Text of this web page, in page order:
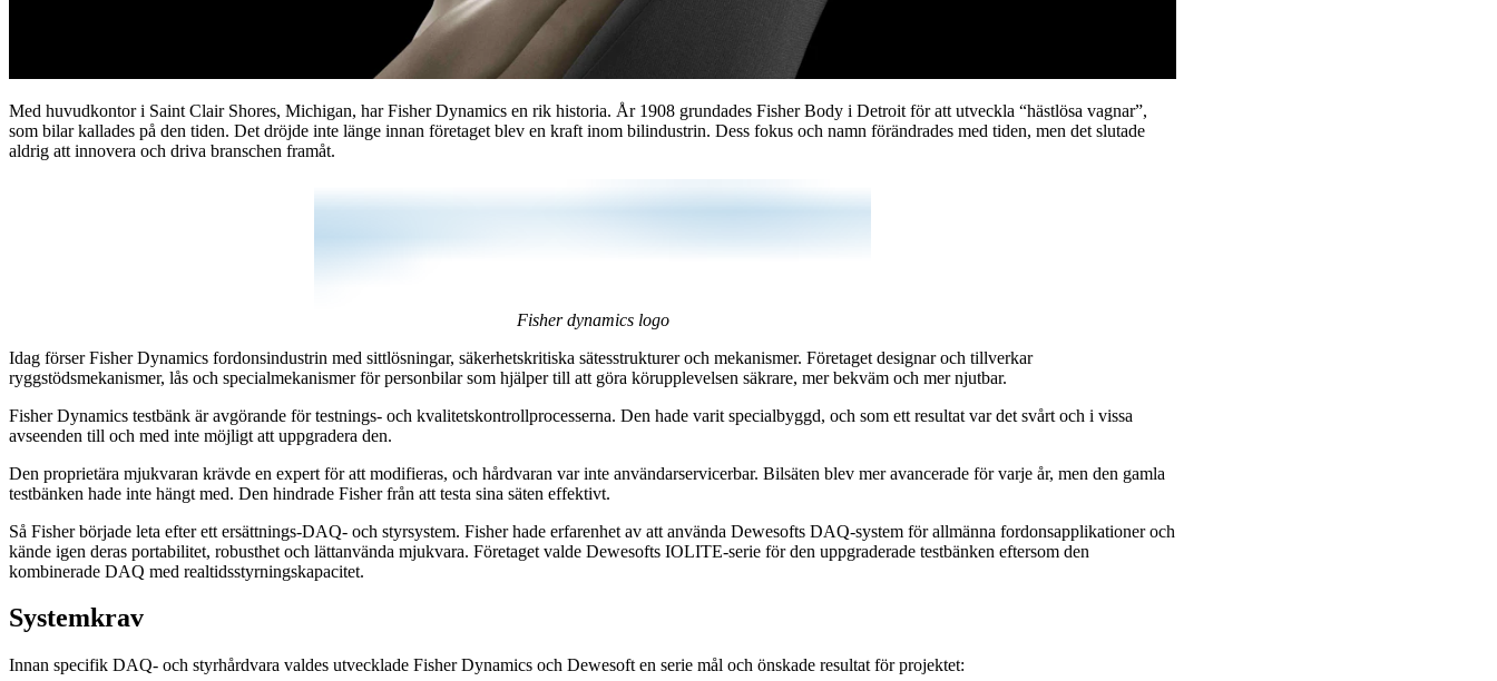
Med huvudkontor i Saint Clair Shores, Michigan, har Fisher Dynamics en rik historia. År 1908 grundades Fisher Body i Detroit för att utveckla “hästlösa vagnar”,
som bilar kallades på den tiden. Det dröjde inte länge innan företaget blev en kraft inom bilindustrin. Dess fokus och namn förändrades med tiden, men det slutade
aldrig att innovera och driva branschen framåt.
Fisher dynamics logo
Idag förser Fisher Dynamics fordonsindustrin med sittlösningar, säkerhetskritiska sätesstrukturer och mekanismer. Företaget designar och tillverkar
ryggstödsmekanismer, lås och specialmekanismer för personbilar som hjälper till att göra körupplevelsen säkrare, mer bekväm och mer njutbar.
Fisher Dynamics testbänk är avgörande för testnings- och kvalitetskontrollprocesserna. Den hade varit specialbyggd, och som ett resultat var det svårt och i vissa
avseenden till och med inte möjligt att uppgradera den.
Den proprietära mjukvaran krävde en expert för att modifieras, och hårdvaran var inte användarservicerbar. Bilsäten blev mer avancerade för varje år, men den gamla
testbänken hade inte hängt med. Den hindrade Fisher från att testa sina säten effektivt.
Så Fisher började leta efter ett ersättnings-DAQ- och styrsystem. Fisher hade erfarenhet av att använda Dewesofts DAQ-system för allmänna fordonsapplikationer och
kände igen deras portabilitet, robusthet och lättanvända mjukvara. Företaget valde Dewesofts IOLITE-serie för den uppgraderade testbänken eftersom den
kombinerade DAQ med realtidsstyrningskapacitet.
Systemkrav
Innan specifik DAQ- och styrhårdvara valdes utvecklade Fisher Dynamics och Dewesoft en serie mål och önskade resultat för projektet: